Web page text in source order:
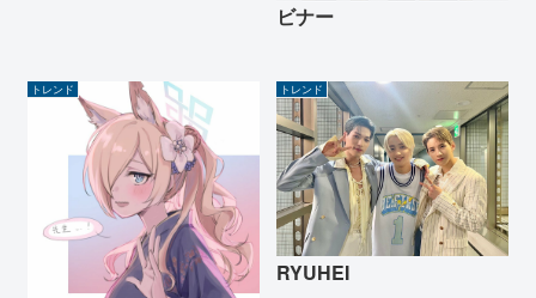
ビナー
トレンド トレンド
RYUHEI